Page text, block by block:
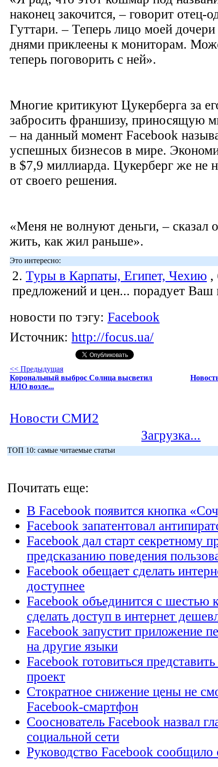
наконец закочится, – говорит отец-
Гуттари. – Теперь лицо моей
днями приклеены к мониторам.
теперь поговорить с ней».
Многие критикуют Цукерберга за
забросить франшизу, приносящую
– на данный момент Facebook
успешных бизнесов в мире.
в $7,9 миллиарда. Цукерберг же не
от своего решения.
«Меня не волнуют деньги, – сказал
жить, как жил раньше».
Это интересно:
2. Туры в Карпаты, Египет, Чехию ,
предложений и цен... порадует Ваш
новости по тэгу: Facebook
Источник: http://focus.ua/
<< Предыдущая
Корональный выброс Солнца высветил
НЛО возле...
Новости СМИ2
Загрузка...
ТОП 10: самые читаемые статьи
Почитать еще:
В Facebook появится кнопка
Facebook запатентовал
Facebook дал старт секретному
предсказанию поведения
Facebook обещает сделать
доступнее
Facebook объединится с шестью
сделать доступ в интернет
Facebook запустит приложение
на другие языки
Facebook готовиться
проект
Стократное снижение цены не
Facebook-смартфон
Сооснователь Facebook назвал
социальной сети
Руководство Facebook сообщило